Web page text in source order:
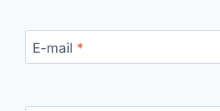
E-mail *